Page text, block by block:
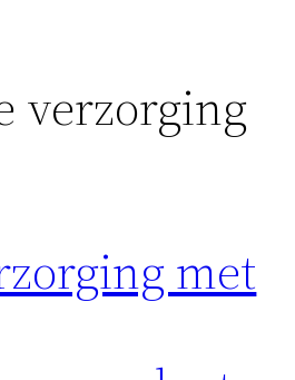
verzorging
met